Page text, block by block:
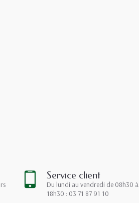
Service client
Du lundi au vendredi de 08h30 à
18h30 : 03 71 87 91 10